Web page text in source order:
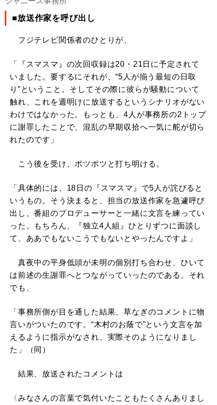
■放送作家を呼び出し
フジテレビ関係者のひとりが、
「『スマスマ』の次回収録は20・21日に予定されて
いました。要するにそれが、“5人が揃う最短の日取
り”ということ。そしてその際に彼らが騒動について
触れ、これを週明けに放送するというシナリオがない
わけではなかった。もっとも、4人が事務所の2トップ
に謝罪したことで、混乱の早期収拾へ一気に舵が切ら
れたのです」
こう後を受け、ポツポツと打ち明ける。
「具体的には、18日の『スマスマ』で5人が詫びると
いうもの。そう決まると、担当の放送作家を急遽呼び
出し、番組のプロデューサーと一緒に文言を練ってい
った。もちろん、『独立4人組』ひとりずつに面談し
て、ああでもないこうでもないとやったんですよ」
真夜中の平身低頭が未明の個別打ち合わせ、ひいて
は前述の生謝罪へとつながっていったのである。それ
でも、
「事務所側が目を通した結果、草なぎのコメントに物
言いがついたのです。“木村のお蔭で”という文言を加
えるように指示がなされ、実際そのようになりまし
た」（同）
結果、放送されたコメントは
〈みなさんの言葉で気付いたこともたくさんありまし